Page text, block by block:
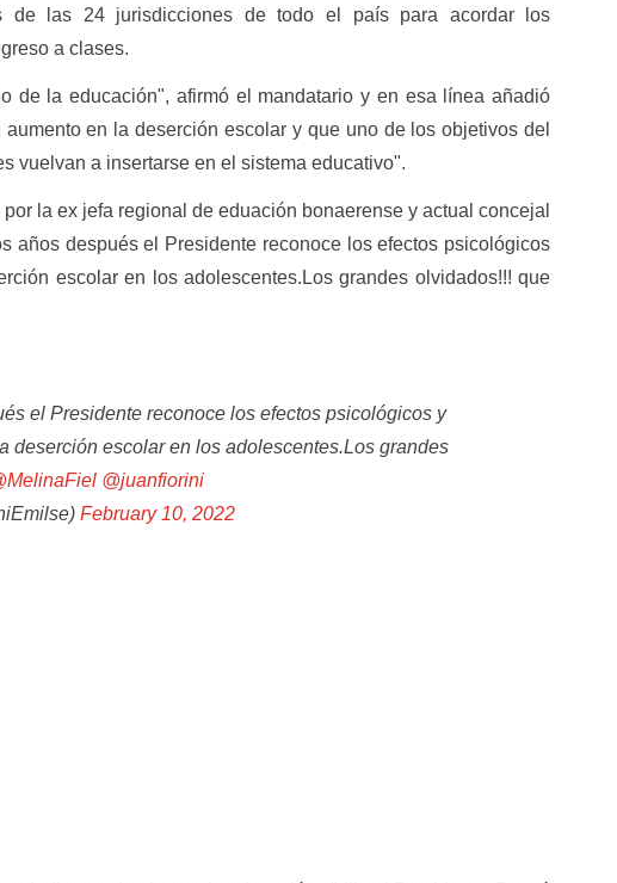
de las 24 jurisdicciones de todo el país para acordar los
a clases.
de la educación", afirmó el mandatario y en esa línea añadió
en la deserción escolar y que uno de los objetivos del
vuelvan a insertarse en el sistema educativo".
la ex jefa regional de eduación bonaerense y actual concejal
años después el Presidente reconoce los efectos psicológicos
escolar en los adolescentes.Los grandes olvidados!!! que
el Presidente reconoce los efectos psicológicos y
deserción escolar en los adolescentes.Los grandes
@juanfiorini
February 10, 2022